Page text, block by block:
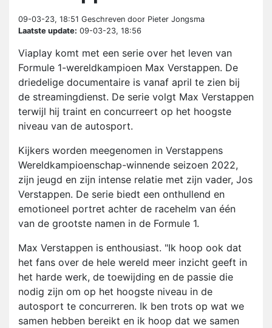
09-03-23, 18:51 Geschreven door Pieter Jongsma
Laatste update: 09-03-23, 18:56
Viaplay komt met een serie over het leven van
Formule 1-wereldkampioen Max Verstappen. De
driedelige documentaire is vanaf april te zien bij
de streamingdienst. De serie volgt Max Verstappen
terwijl hij traint en concurreert op het hoogste
niveau van de autosport.
Kijkers worden meegenomen in Verstappens
Wereldkampioenschap-winnende seizoen 2022,
zijn jeugd en zijn intense relatie met zijn vader, Jos
Verstappen. De serie biedt een onthullend en
emotioneel portret achter de racehelm van één
van de grootste namen in de Formule 1.
Max Verstappen is enthousiast. "Ik hoop ook dat
het fans over de hele wereld meer inzicht geeft in
het harde werk, de toewijding en de passie die
nodig zijn om op het hoogste niveau in de
autosport te concurreren. Ik ben trots op wat we
samen hebben bereikt en ik hoop dat we samen